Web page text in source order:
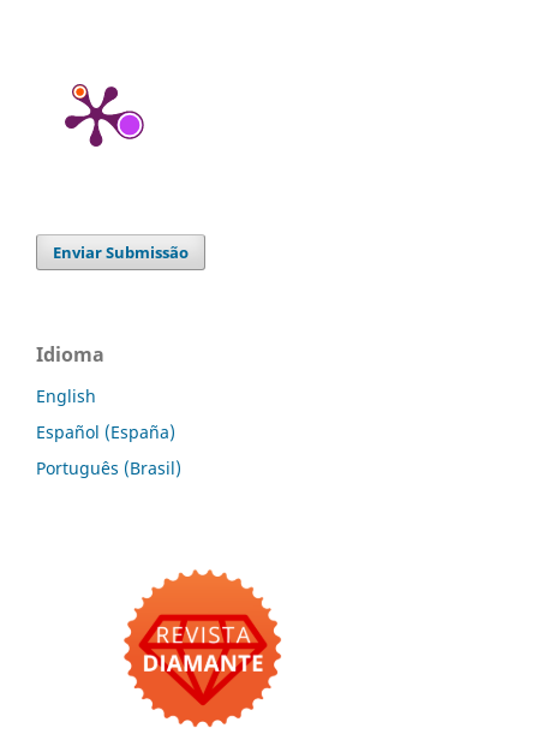
Enviar Submissão
Idioma
English
Español (España)
Português (Brasil)